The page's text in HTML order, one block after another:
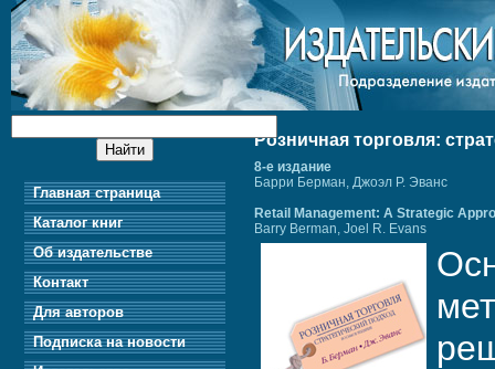
Розничная торговля:
8-е издание
Барри Берман, Джоэл Р. Эванс
Retail Management: A Strategic
Barry Berman, Joel R. Evans
Главная страница
Каталог книг
Об издательстве
Контакт
Для авторов
Подписка на новости